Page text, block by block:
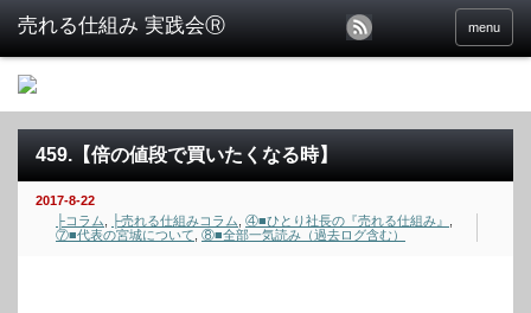
menu
459.【倍の値段で買いたくなる時】
2017-8-22
├コラム
├売れる仕組みコラム ④■ひとり社長の『売れる仕組み』
⑦■代表の宮城について ⑧■全部一気読み（過去ログ含む）